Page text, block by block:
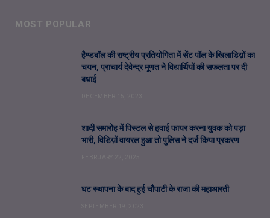
MOST POPULAR
हैण्डबॉल की राष्ट्रीय प्रतियोगिता में सेंट पॉल के खिलाडिय़ों का
चयन, प्राचार्य देवेन्द्र मूणत ने विद्यार्थियों की सफलता पर दी
बधाई
शादी समारोह में पिस्टल से हवाई फायर करना युवक को पड़ा
भारी, विडिय़ों वायरल हुआ तो पुलिस ने दर्ज किया प्रकरण
घट स्थापना के बाद हुई चौपाटी के राजा की महाआरती